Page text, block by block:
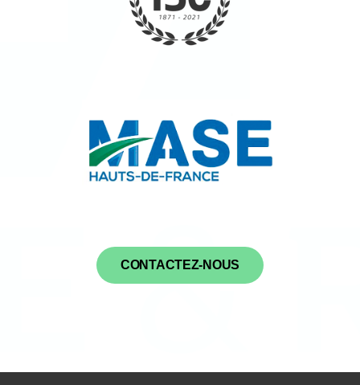
CONTACTEZ-NOUS